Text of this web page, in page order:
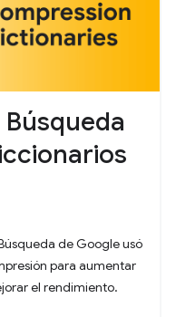
de Google usó
para aumentar
el rendimiento.